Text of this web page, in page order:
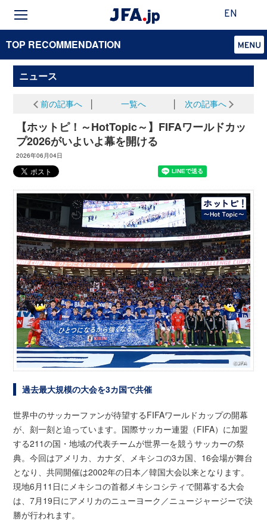
EN
TOP RECOMMENDATION
ニュース
前の記事へ 一覧へ 次の記事へ
【ホットピ！～HotTopic～】FIFAワールドカッ
プ2026がいよいよ幕を開ける
2026年06月04日
過去最大規模の大会を3カ国で共催
世界中のサッカーファンが待望するFIFAワールドカップの開幕
が、刻一刻と迫っています。国際サッカー連盟（FIFA）に加盟
する211の国・地域の代表チームが世界一を競うサッカーの祭
典。今回はアメリカ、カナダ、メキシコの3カ国、16会場が舞台
となり、共同開催は2002年の日本／韓国大会以来となります。
現地6月11日にメキシコの首都メキシコシティで開幕する大会
は、7月19日にアメリカのニューヨーク／ニュージャージーで決
勝が行われます。